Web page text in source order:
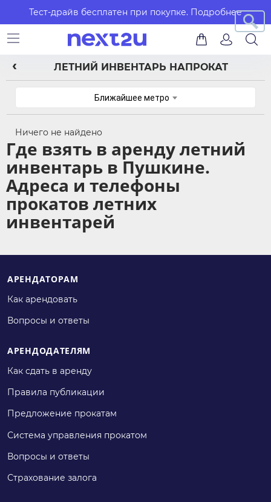
Тест-драйв бесплатен при покупке. Подробнее
ЛЕТНИЙ ИНВЕНТАРЬ НАПРОКАТ
Ближайшее метро
Ничего не найдено
Где взять в аренду летний
инвентарь в Пушкине.
Адреса и телефоны
прокатов летних
инвентарей
АРЕНДАТОРАМ
Как арендовать
Вопросы и ответы
АРЕНДОДАТЕЛЯМ
Как сдать в аренду
Правила публикации
Предложение прокатам
Система управления прокатом
Вопросы и ответы
Страхование залога